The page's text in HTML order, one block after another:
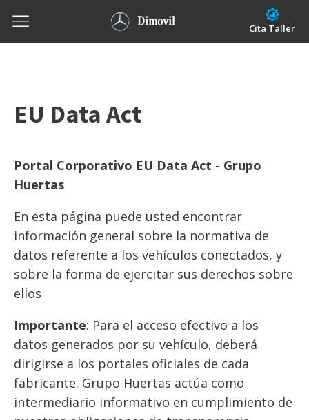
Dimovil Cita Taller
EU Data Act
Portal Corporativo EU Data Act - Grupo
Huertas
En esta página puede usted encontrar
información general sobre la normativa de
datos referente a los vehículos conectados, y
sobre la forma de ejercitar sus derechos sobre
ellos
Importante: Para el acceso efectivo a los
datos generados por su vehículo, deberá
dirigirse a los portales oficiales de cada
fabricante. Grupo Huertas actúa como
intermediario informativo en cumplimiento de